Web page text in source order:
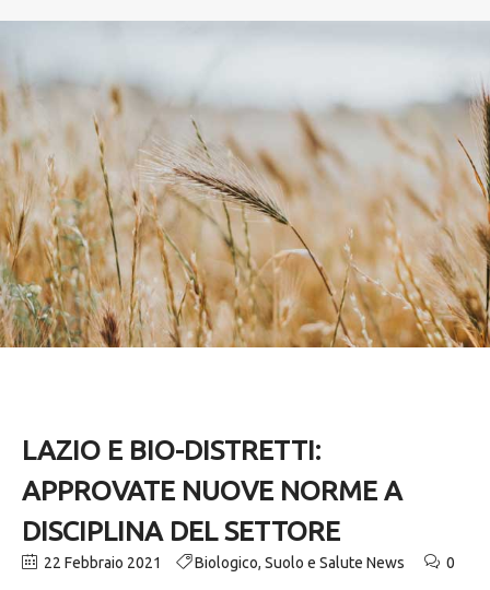
LAZIO E BIO-DISTRETTI:
APPROVATE NUOVE NORME A
DISCIPLINA DEL SETTORE
22 Febbraio 2021 Biologico, Suolo e Salute News 0